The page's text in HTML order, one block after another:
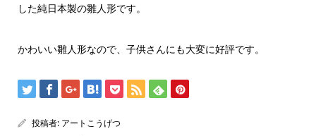
した純日本製の雛人形です。
かわいい雛人形なので、子供さんにも大変に好評です。
投稿者: アートこうげつ